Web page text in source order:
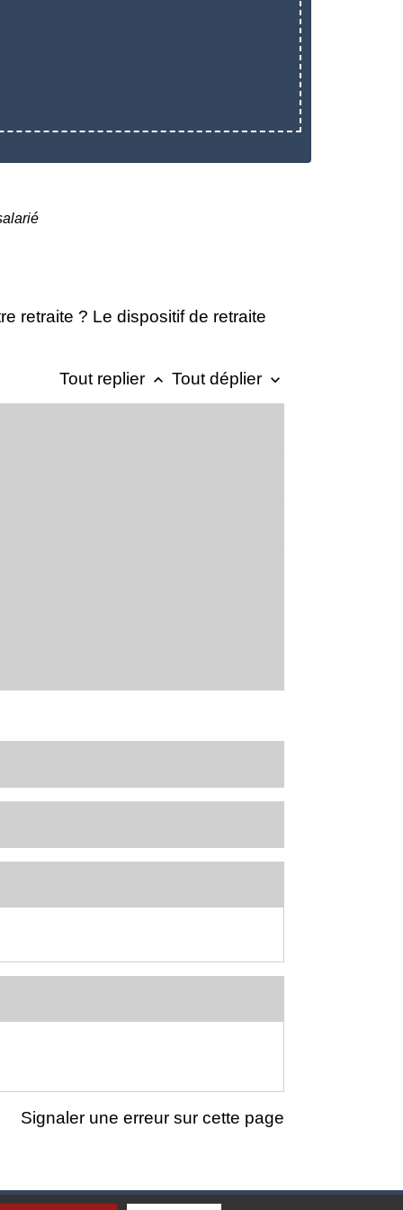
retraite ? Le dispositif de retraite
Tout replier keyboard_arrow_up Tout déplier keyboard_arrow_down
Signaler une erreur sur cette page